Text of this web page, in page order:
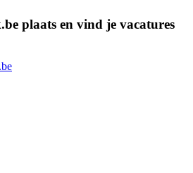
plaats en vind je vacatures